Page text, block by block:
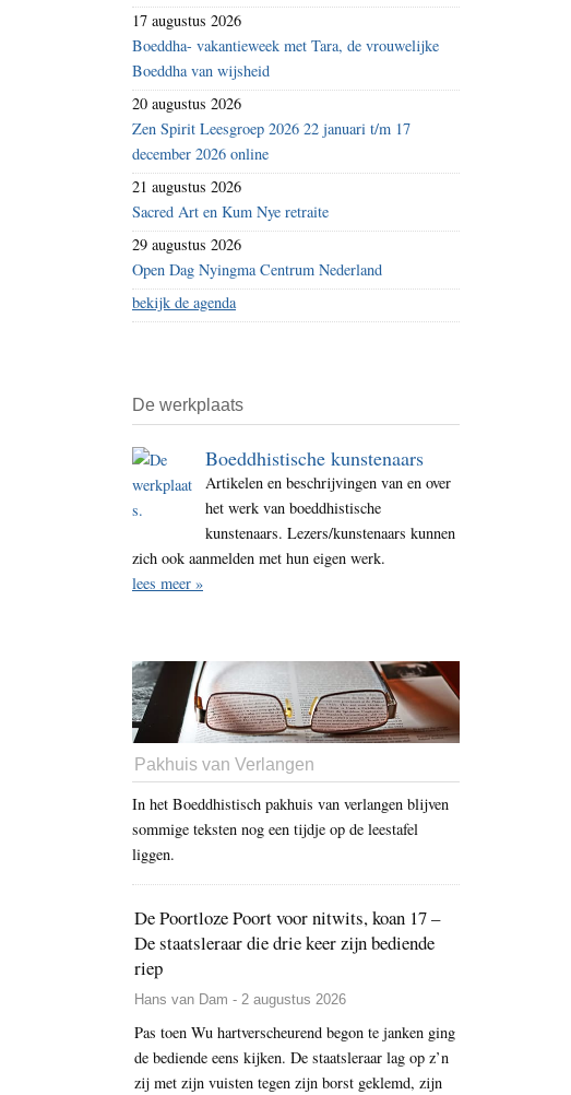
17 augustus 2026
Boeddha- vakantieweek met Tara, de vrouwelijke
Boeddha van wijsheid
20 augustus 2026
Zen Spirit Leesgroep 2026 22 januari t/m 17
december 2026 online
21 augustus 2026
Sacred Art en Kum Nye retraite
29 augustus 2026
Open Dag Nyingma Centrum Nederland
bekijk de agenda
De werkplaats
Boeddhistische kunstenaars
Artikelen en beschrijvingen van en over
het werk van boeddhistische
kunstenaars. Lezers/kunstenaars kunnen
zich ook aanmelden met hun eigen werk.
lees meer »
Pakhuis van Verlangen
In het Boeddhistisch pakhuis van verlangen blijven
sommige teksten nog een tijdje op de leestafel
liggen.
De Poortloze Poort voor nitwits, koan 17 –
De staatsleraar die drie keer zijn bediende
riep
Hans van Dam - 2 augustus 2026
Pas toen Wu hartverscheurend begon te janken ging
de bediende eens kijken. De staatsleraar lag op z’n
zij met zijn vuisten tegen zijn borst geklemd, zijn